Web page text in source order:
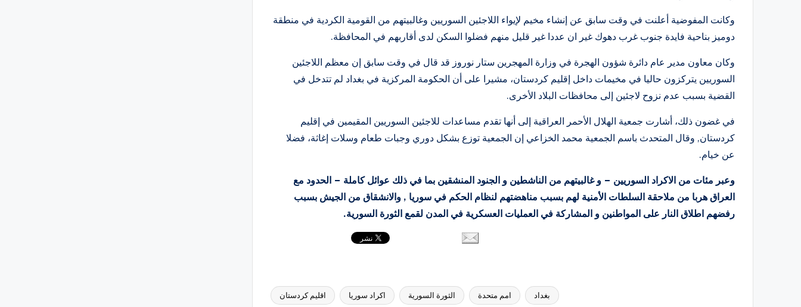
وكانت المفوضية أعلنت في وقت سابق عن إنشاء مخيم لإيواء اللاجئين السوريين وغالبيتهم من القومية الكردية في منطقة
دوميز بناحية فايدة جنوب غرب دهوك غير ان عددا غير قليل منهم فضلوا السكن لدى أقاربهم في المحافظة.
وكان معاون مدير عام دائرة شؤون الهجرة في وزارة المهجرين ستار نوروز قد قال في وقت سابق إن معظم اللاجئين
السوريين يتركزون حاليا في مخيمات داخل إقليم كردستان، مشيرا على أن الحكومة المركزية في بغداد لم تتدخل في
القضية بسبب عدم نزوح لاجئين إلى محافظات البلاد الأخرى.
في غضون ذلك، أشارت جمعية الهلال الأحمر العراقية إلى أنها تقدم مساعدات للاجئين السوريين المقيمين في إقليم
كردستان, وقال المتحدث باسم الجمعية محمد الخزاعي إن الجمعية توزع بشكل دوري وجبات طعام وسلات إغاثة، فضلا
عن خيام.
وعبر مئات من الاكراد السوريين – و غالبيتهم من الناشطين و الجنود المنشقين بما في ذلك عوائل كاملة – الحدود مع
العراق هربا من ملاحقة السلطات الأمنية لهم بسبب مناهضتهم لنظام الحكم في سوريا , والانشقاق من الجيش بسبب
رفضهم اطلاق النار على المواطنين و المشاركة في العمليات العسكرية في المدن لقمع الثورة السورية.
اقليم كردستان اكراد سوريا الثورة السورية امم متحدة بغداد